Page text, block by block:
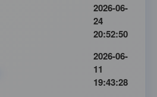
2026-06-
24
20:52:50
2026-06-
11
19:43:28